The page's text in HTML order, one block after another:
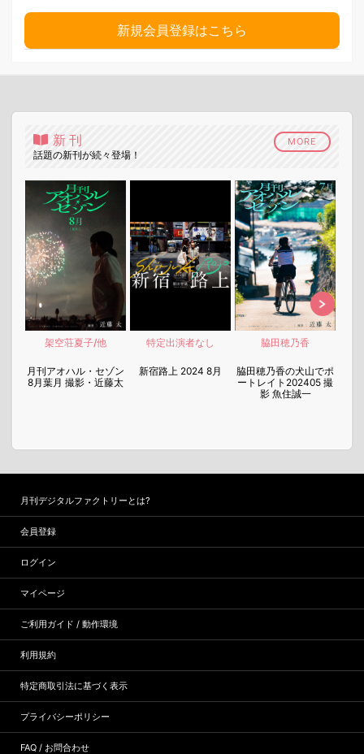
新規会員登録はこちら
新刊
話題の新刊が続々登場！
MORE
架空荘夏子/他
月刊アオハル・セゾン
8月葉月 撮影・近藤太
特定出演者なし
新宿路上 2024 8月
脇田穂乃香
脇田穂乃香の犬山でポ
ートレイト202405 撮
影 魚住誠一
月刊デジタルファクトリーとは?
会員登録
ログイン
マイページ
ご利用ガイド / 動作環境
利用規約
特定商取引法に基づく表示
プライバシーポリシー
FAQ / お問合わせ